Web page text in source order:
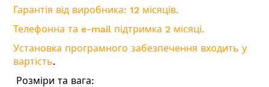
Гарантія від виробника: 12 місяців.
Телефонна та e-mail підтримка 2 місяці.
Установка програмного забезпечення входить у
вартість.
Розміри та вага: